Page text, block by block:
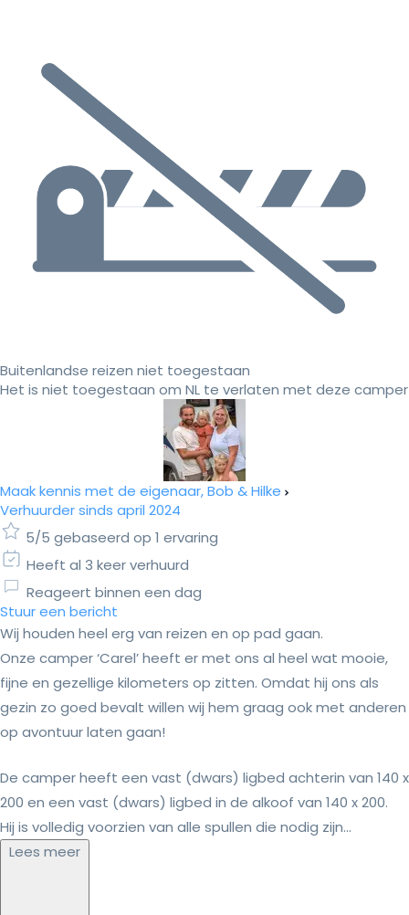
Buitenlandse reizen niet toegestaan
Het is niet toegestaan om NL te verlaten met deze camper
Maak kennis met de eigenaar, Bob & Hilke
Verhuurder sinds april 2024
5/5 gebaseerd op 1 ervaring
Heeft al 3 keer verhuurd
Reageert binnen een dag
Stuur een bericht
Wij houden heel erg van reizen en op pad gaan.
Onze camper ‘Carel’ heeft er met ons al heel wat mooie,
fijne en gezellige kilometers op zitten. Omdat hij ons als
gezin zo goed bevalt willen wij hem graag ook met anderen
op avontuur laten gaan!
De camper heeft een vast (dwars) ligbed achterin van 140 x
200 en een vast (dwars) ligbed in de alkoof van 140 x 200.
Hij is volledig voorzien van alle spullen die nodig zijn...
Lees meer